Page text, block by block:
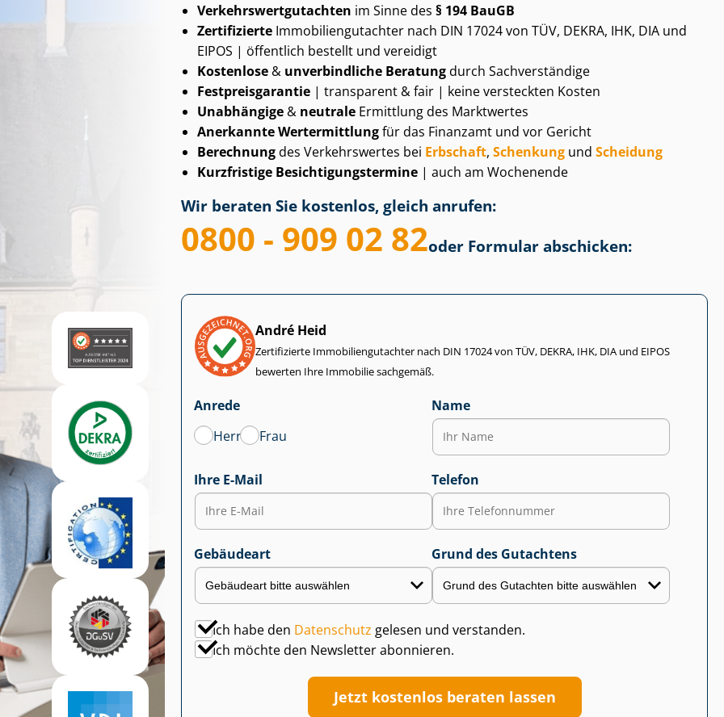
Ver­kehrs­wert­gut­ach­ten im Sinne des § 194 BauGB
Zertifizierte Im­mo­bi­li­en­gut­ach­ter nach DIN 17024 von TÜV, DEKRA, IHK, DIA und
EIPOS | öffentlich bestellt und vereidigt
Kostenlose & unverbindliche Beratungdurch Sachverständige
Fest­preis­ga­ran­tie | transparent & fair | keine versteckten Kosten
Unabhängige & neutrale Ermittlung des Marktwertes
Anerkannte Wertermittlungfür das Finanzamt und vor Gericht
Berechnungdes Verkehrswertes bei Erbschaft, Schenkung und Scheidung
Kurzfristige Be­sich­ti­gungs­ter­mi­ne | auch am Wochenende
Wir beraten Sie kostenlos, gleich anrufen:
0800 - 909 02 82oder Formular abschicken:
André Heid
Zertifizierte Im­mo­bi­li­en­gut­ach­ter nach DIN 17024 von TÜV, DEKRA, IHK, DIA und EIPOS
bewerten Ihre Immobilie sachgemäß.
Anrede
Herr
Frau
Name
Ihre E-Mail Telefon
Gebäudeart Grund des Gutachtens
Ich habe den Datenschutz gelesen und verstanden.
Ich möchte den Newsletter abonnieren.
Jetzt kostenlos beraten lassen